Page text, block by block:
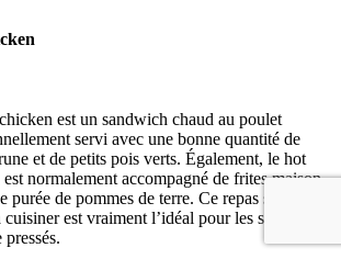
est un sandwich chaud au poulet
servi avec une bonne quantité de
et de petits pois verts. Également, le hot
normalement accompagné de frites maison
purée de pommes de terre. Ce repas simple et
est vraiment l’idéal pour les soupers de
pressés.